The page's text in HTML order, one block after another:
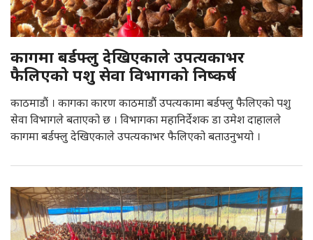
कागमा बर्डफ्लु देखिएकाले उपत्यकाभर
फैलिएको पशु सेवा विभागको निष्कर्ष
काठमाडौं । कागका कारण काठमाडौं उपत्यकामा बर्डफ्लु फैलिएको पशु
सेवा विभागले बताएको छ । विभागका महानिर्देशक डा उमेश दाहालले
कागमा बर्डफ्लु देखिएकाले उपत्यकाभर फैलिएको बताउनुभयो ।